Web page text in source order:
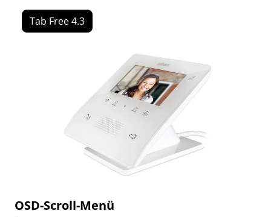
Tab Free 4.3
OSD-Scroll-Menü